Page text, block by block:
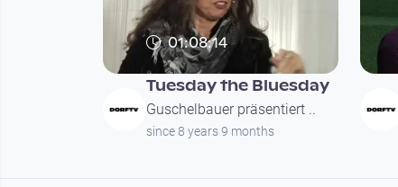
01:08:14
Tuesday the Bluesday
Guschelbauer präsentiert ..
since 8 years 9 months